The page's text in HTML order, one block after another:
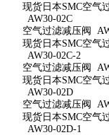
现货日本SMC空气
AW30-02C
空气过滤减压阀
现货日本SMC空气
AW30-02C-2
空气过滤减压阀
现货日本SMC空气
AW30-02D
空气过滤减压阀
现货日本SMC空气
AW30-02D-1